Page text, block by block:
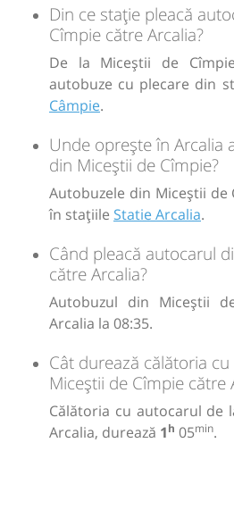
Din ce stație pleacă
Cîmpie către Arcalia?
De la Miceștii de
autobuze cu plecare din
Câmpie.
Unde oprește în Arcalia
din Miceștii de Cîmpie?
Autobuzele din Miceștii de
în stațiile Statie Arcalia.
Când pleacă autocarul
către Arcalia?
Autobuzul din Miceștii
Arcalia la 08:35.
Cât durează călătoria
Miceștii de Cîmpie către
Călătoria cu autocarul de
Arcalia, durează 1h 05min.